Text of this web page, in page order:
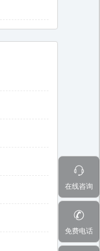
在线咨询
免费电话